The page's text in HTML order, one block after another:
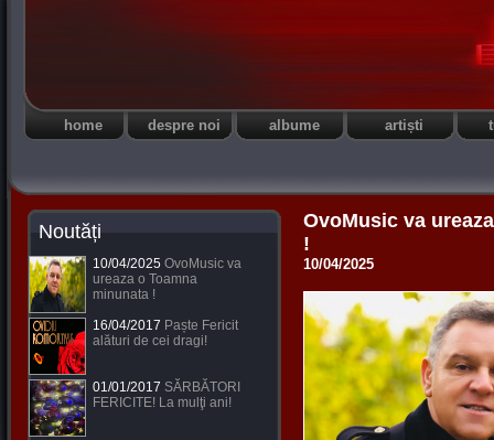
home despre noi albume artiști
Noutăți
10/04/2025 OvoMusic va
ureaza o Toamna
minunata !
16/04/2017 Paște Fericit
alături de cei dragi!
01/01/2017 SĂRBĂTORI
FERICITE! La mulţi ani!
OvoMusic va
!
10/04/2025